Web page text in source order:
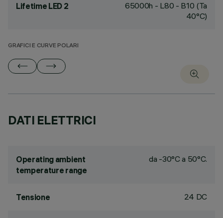
Lifetime LED 2
65000h - L80 - B10 (Ta
40°C)
GRAFICI E CURVE POLARI
DATI ELETTRICI
Operating ambient
temperature range
da -30°C a 50°C.
Tensione 24 DC